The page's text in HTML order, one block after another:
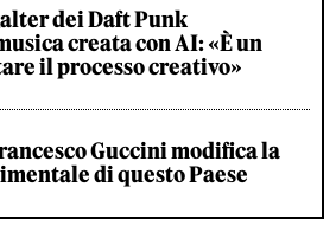
dei Daft Punk
creata con AI: «È un
il processo creativo»
Guccini modifica la
di questo Paese